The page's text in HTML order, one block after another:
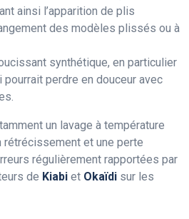
ainsi l’apparition de plis
des modèles plissés ou à
synthétique, en particulier
pourrait perdre en douceur avec
un lavage à température
rétrécissement et une perte
régulièrement rapportées par
de Kiabi et Okaïdi sur les